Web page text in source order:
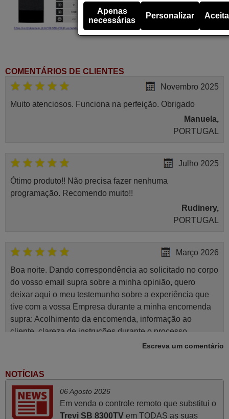
COMENTÁRIOS DE CLIENTES
Novembro 2025
Muito atenciosos. Funciona na perfeição. Obrigado
Manuela,
PORTUGAL
Julho 2025
Ótimo produto!! Não precisa fazer nenhuma
programação. Recomendo muito!!
Rudinery,
PORTUGAL
Março 2026
Boa noite. Dando correspondência ao solicitado no corpo
do vosso email supra sobre a minha opinião, quero
deixar aqui o meu testemunho sobre a experiência que
tive com a vossa Empresa durante a minha encomenda
supra: Acolhimento da encomenda, informação ao
cliente, clareza de instruções durante o processo,
qualidade do produto, cumprimento dos prazos A TUDO
Sinceramente, faço votos para que assim continuem, pois
infelizmente vai sendo raro encontrar Empresas cuja
relação online com o cliente seja tão prática e eficiente
como a demonstrada por vós. Apresento os meus
Escreva um comentário
NOTÍCIAS
06 Agosto 2026
Em venda o controle remoto que substitui o
Trevi SB 8300TVem TODAS as suas
Apenas
necessárias
Personalizar